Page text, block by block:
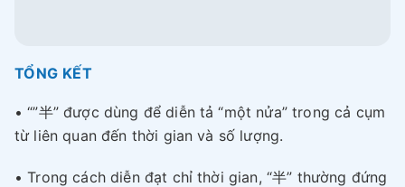
TỔNG KẾT
• “”半” được dùng để diễn tả “một nửa” trong cả cụm
từ liên quan đến thời gian và số lượng.
• Trong cách diễn đạt chỉ thời gian, “半” thường đứng